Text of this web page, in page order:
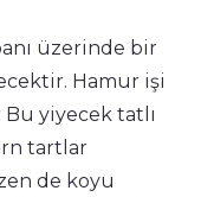
üzerinde bir
Hamur işi
yiyecek tatlı
tartlar
de koyu